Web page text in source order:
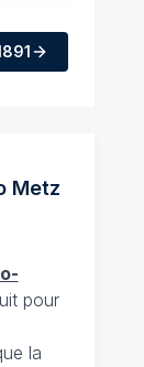
Metz
pour
la